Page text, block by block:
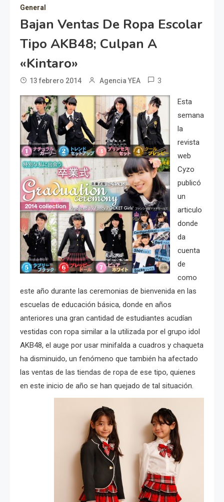
General
Bajan Ventas De Ropa Escolar
Tipo AKB48; Culpan A
«Kintaro»
13 febrero 2014 Agencia YEA 3
Esta
semana
la
revista
web
Cyzo
publicó
un
articulo
donde
da
cuenta
de
como
este año durante las ceremonias de bienvenida en las
escuelas de educación básica, donde en años
anteriores una gran cantidad de estudiantes acudían
vestidas con ropa similar a la utilizada por el grupo idol
AKB48, el auge por usar minifalda a cuadros y chaqueta
ha disminuido, un fenómeno que también ha afectado
las ventas de las tiendas de ropa de ese tipo, quienes
en este inicio de año se han quejado de tal situación.